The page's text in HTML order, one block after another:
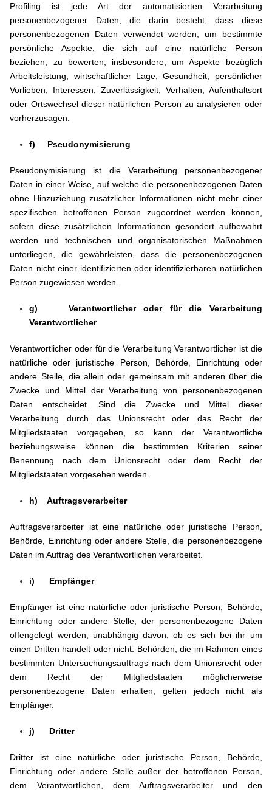
Profiling ist jede Art der automatisierten Verarbeitung
personenbezogener Daten, die darin besteht, dass diese
personenbezogenen Daten verwendet werden, um bestimmte
persönliche Aspekte, die sich auf eine natürliche Person
beziehen, zu bewerten, insbesondere, um Aspekte bezüglich
Arbeitsleistung, wirtschaftlicher Lage, Gesundheit, persönlicher
Vorlieben, Interessen, Zuverlässigkeit, Verhalten, Aufenthaltsort
oder Ortswechsel dieser natürlichen Person zu analysieren oder
vorherzusagen.
f) Pseudonymisierung
Pseudonymisierung ist die Verarbeitung personenbezogener
Daten in einer Weise, auf welche die personenbezogenen Daten
ohne Hinzuziehung zusätzlicher Informationen nicht mehr einer
spezifischen betroffenen Person zugeordnet werden können,
sofern diese zusätzlichen Informationen gesondert aufbewahrt
werden und technischen und organisatorischen Maßnahmen
unterliegen, die gewährleisten, dass die personenbezogenen
Daten nicht einer identifizierten oder identifizierbaren natürlichen
Person zugewiesen werden.
g) Verantwortlicher oder für die Verarbeitung
Verantwortlicher
Verantwortlicher oder für die Verarbeitung Verantwortlicher ist die
natürliche oder juristische Person, Behörde, Einrichtung oder
andere Stelle, die allein oder gemeinsam mit anderen über die
Zwecke und Mittel der Verarbeitung von personenbezogenen
Daten entscheidet. Sind die Zwecke und Mittel dieser
Verarbeitung durch das Unionsrecht oder das Recht der
Mitgliedstaaten vorgegeben, so kann der Verantwortliche
beziehungsweise können die bestimmten Kriterien seiner
Benennung nach dem Unionsrecht oder dem Recht der
Mitgliedstaaten vorgesehen werden.
h) Auftragsverarbeiter
Auftragsverarbeiter ist eine natürliche oder juristische Person,
Behörde, Einrichtung oder andere Stelle, die personenbezogene
Daten im Auftrag des Verantwortlichen verarbeitet.
i) Empfänger
Empfänger ist eine natürliche oder juristische Person, Behörde,
Einrichtung oder andere Stelle, der personenbezogene Daten
offengelegt werden, unabhängig davon, ob es sich bei ihr um
einen Dritten handelt oder nicht. Behörden, die im Rahmen eines
bestimmten Untersuchungsauftrags nach dem Unionsrecht oder
dem Recht der Mitgliedstaaten möglicherweise
personenbezogene Daten erhalten, gelten jedoch nicht als
Empfänger.
j) Dritter
Dritter ist eine natürliche oder juristische Person, Behörde,
Einrichtung oder andere Stelle außer der betroffenen Person,
dem Verantwortlichen, dem Auftragsverarbeiter und den